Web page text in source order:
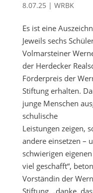
8.07.25 | WRBK
Es ist eine
Jeweils sechs
Volmarsteiner
der Herdecker
Förderpreis der
Stiftung erhalten.
junge Menschen
schulische
Leistungen zeigen,
andere einsetzen –
schwierigen
viel geschafft“,
Vorständin der